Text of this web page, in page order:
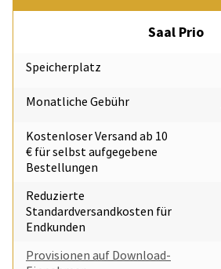
Saal Prio
Speicherplatz
Monatliche Gebühr
Kostenloser Versand ab 10
€ für selbst aufgegebene
Bestellungen
Reduzierte
Standardversandkosten für
Endkunden
Provisionen auf Download-